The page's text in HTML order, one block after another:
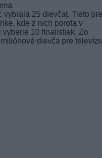
vybrala 25 dievčat. Tieto
kde z nich porota v
10 finalistiek. Zo
dievča pre